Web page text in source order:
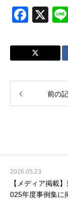
F
c
e
b
o
X
前の
2026.05.23
【メディア掲載
025年度事例集に